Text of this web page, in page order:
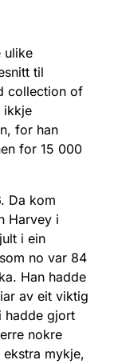
ulike
til
collection of
ikkje
for han
for 15 000
Da kom
Harvey i
i ein
no var 84
Han hadde
av eit viktig
hadde gjort
nokre
mykje,